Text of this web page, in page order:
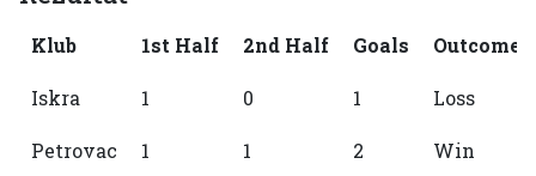
Klub 1st Half 2nd Half Goals Outcome
Iskra 1 0 1 Loss
Petrovac 1 1 2 Win